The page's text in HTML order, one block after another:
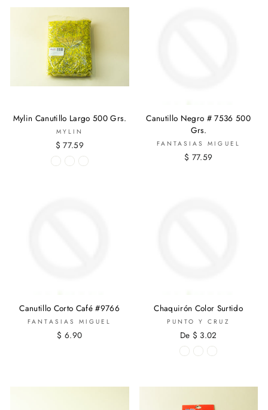
Mylin Canutillo Largo 500 Grs.
MYLIN
$ 77.59
Canutillo Negro # 7536 500
Grs.
FANTASIAS MIGUEL
$ 77.59
Canutillo Corto Café #9766
FANTASIAS MIGUEL
$ 6.90
Chaquirón Color Surtido
PUNTO Y CRUZ
De $ 3.02